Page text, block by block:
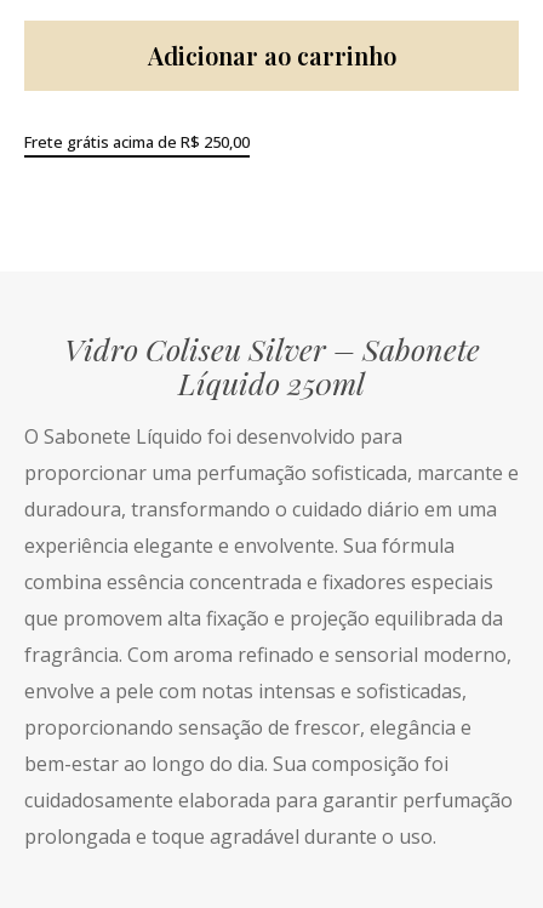
Adicionar ao carrinho
Frete grátis acima de R$ 250,00
Vidro Coliseu Silver – Sabonete
Líquido 250ml
O Sabonete Líquido foi desenvolvido para
proporcionar uma perfumação sofisticada, marcante e
duradoura, transformando o cuidado diário em uma
experiência elegante e envolvente. Sua fórmula
combina essência concentrada e fixadores especiais
que promovem alta fixação e projeção equilibrada da
fragrância. Com aroma refinado e sensorial moderno,
envolve a pele com notas intensas e sofisticadas,
proporcionando sensação de frescor, elegância e
bem-estar ao longo do dia. Sua composição foi
cuidadosamente elaborada para garantir perfumação
prolongada e toque agradável durante o uso.